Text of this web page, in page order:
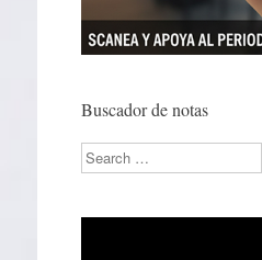
Buscador de notas
Search